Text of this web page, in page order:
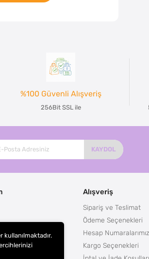
%100 Güvenli Alışveriş
256Bit SSL ile
KAYDOL
Alışveriş
Sipariş ve Teslimat
Ödeme Seçenekleri
Hesap Numaralarımız
Kargo Seçenekleri